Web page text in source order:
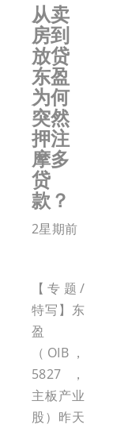
从卖
房到
放贷
东盈
为何
突然
押注
摩多
贷
款？
2星期前
【专题/
特写】东
盈
（OIB，
5827，
主板产业
股）昨天